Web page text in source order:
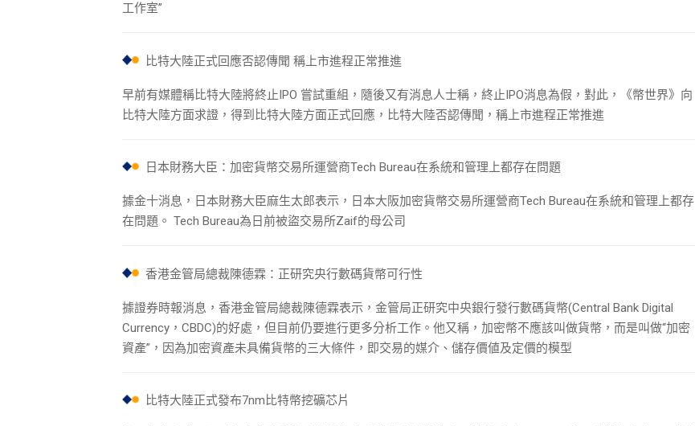
工作室”
比特大陸正式回應否認傳聞 稱上市進程正常推進
早前有媒體稱比特大陸將終止IPO 嘗試重組，隨後又有消息人士稱，終止IPO消息為假，對此，《幣世界》向
比特大陸方面求證，得到比特大陸方面正式回應，比特大陸否認傳聞，稱上市進程正常推進
日本財務大臣：加密貨幣交易所運營商Tech Bureau在系統和管理上都存在問題
據金十消息，日本財務大臣麻生太郎表示，日本大阪加密貨幣交易所運營商Tech Bureau在系統和管理上都存
在問題。 Tech Bureau為日前被盜交易所Zaif的母公司​​
香港金管局總裁陳德霖：正研究央行數碼貨幣可行性
據證券時報消息，香港金管局總裁陳德霖表示，金管局正研究中央銀行發行數碼貨幣(Central Bank Digital
Currency，CBDC)的好處，但目前仍要進行更多分析工作。他又稱，加密幣不應該叫做貨幣，而是叫做“加密
資產”，因為加密資產未具備貨幣的三大條件，即交易的媒介、儲存價値及定價的模型
比特大陸正式發布7nm比特幣挖礦芯片